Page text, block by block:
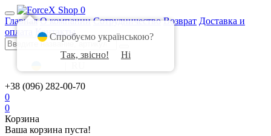
0
Главная О компании Сотрудничество Возврат Доставка и
оплата
Контакты
+38 (096) 282-00-70
0
0
Корзина
Ваша корзина пуста!
Спробуємо українською?
Так, звісно!
Ні